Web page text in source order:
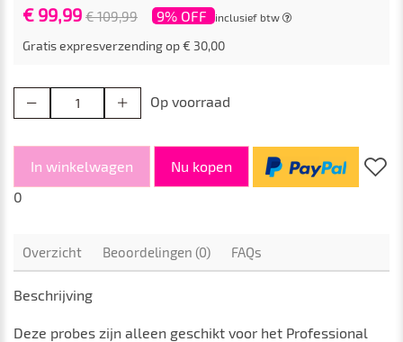
€ 99,99 € 109,99 9% OFF inclusief btw
Gratis expresverzending op € 30,00
Op voorraad
In winkelwagen
Nu kopen
0
Overzicht Beoordelingen (0) FAQs
Beschrijving
Deze probes zijn alleen geschikt voor het Professional